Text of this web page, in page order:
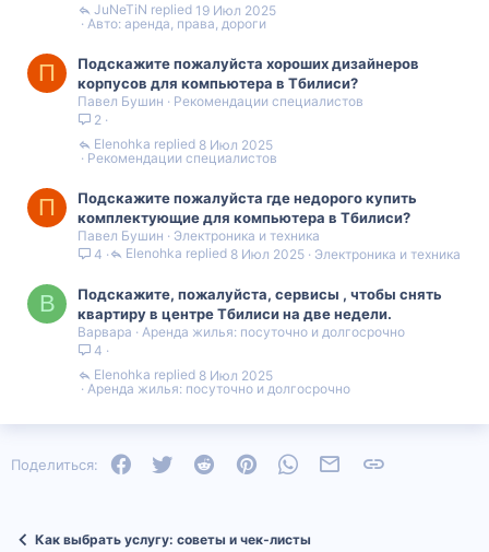
Авто: аренда, права, дороги
19 Июл 2025
JuNeTiN
П
Подскажите пожалуйста хороших дизайнеров
корпусов для компьютера в Тбилиси?
Павел Бушин
Рекомендации специалистов
2
Рекомендации специалистов
8 Июл 2025
Elenohka
П
Подскажите пожалуйста где недорого купить
комплектующие для компьютера в Тбилиси?
Павел Бушин
Электроника и техника
4
Электроника и техника
8 Июл 2025
Elenohka
В
Подскажите, пожалуйста, сервисы , чтобы снять
квартиру в центре Тбилиси на две недели.
Варвара
Аренда жилья: посуточно и долгосрочно
4
Аренда жилья: посуточно и долгосрочно
8 Июл 2025
Elenohka
Поделиться: FacebookTwitter Reddit PinterestWhatsAppЭлектронная почта
Как выбрать услугу: советы и чек‑листы